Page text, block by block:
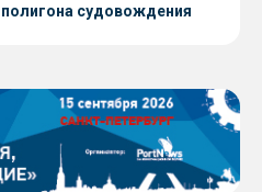
полигона судовождения